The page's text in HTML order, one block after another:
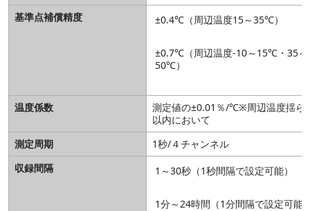
基準点補償精度
±0.4℃（周辺温度15～35℃）
±0.7℃（周辺温度-10～15℃・35～
50℃）
温度係数
測定値の±0.01％/℃※周辺温度揺
以内において
測定周期
1秒/４チャンネル
収録間隔
1～30秒（1秒間隔で設定可能）
1分～24時間（1分間隔で設定可能